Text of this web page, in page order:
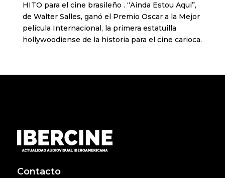
HITO para el cine brasileño . “Ainda Estou Aqui”,
de Walter Salles, ganó el Premio Oscar a la Mejor
película Internacional, la primera estatuilla
hollywoodiense de la historia para el cine carioca.
Contacto